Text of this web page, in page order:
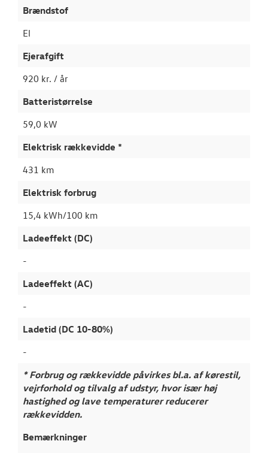
Brændstof
El
Ejerafgift
920 kr. / år
Batteristørrelse
59,0 kW
Elektrisk rækkevidde *
431 km
Elektrisk forbrug
15,4 kWh/100 km
Ladeeffekt (DC)
-
Ladeeffekt (AC)
-
Ladetid (DC 10-80%)
-
* Forbrug og rækkevidde påvirkes bl.a. af kørestil,
vejrforhold og tilvalg af udstyr, hvor især høj
hastighed og lave temperaturer reducerer
rækkevidden.
Bemærkninger